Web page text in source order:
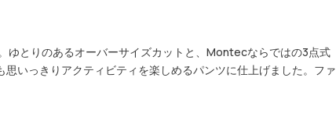
ゆとりのあるオーバーサイズカットと、Montecならではの3点式
いっきりアクティビティを楽しめるパンツに仕上げました。ファ